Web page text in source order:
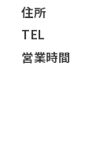
住所
TEL
営業時間